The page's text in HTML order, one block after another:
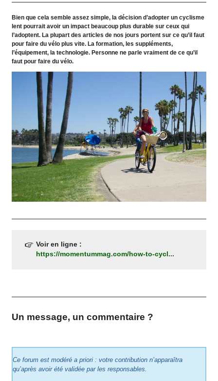
Bien que cela semble assez simple, la décision d’adopter un cyclisme
lent pourrait avoir un impact beaucoup plus durable sur ceux qui
l’adoptent. La plupart des articles de nos jours portent sur ce qu’il faut
pour faire du vélo plus vite. La formation, les suppléments,
l’équipement, la technologie. Personne ne parle vraiment de ce qu’il
faut pour faire du vélo.
Voir en ligne :
https://momentummag.com/how-to-cycl...
Un message, un commentaire ?
Ce forum est modéré a priori : votre contribution n’apparaîtra
qu’après avoir été validée par les responsables.